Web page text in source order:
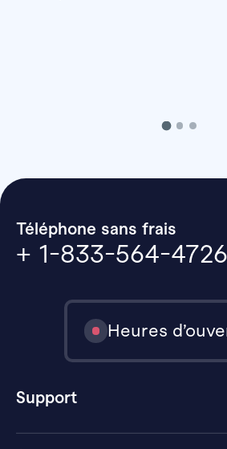
Téléphone sans frais
+ 1-833-564-4726
Heures
Support